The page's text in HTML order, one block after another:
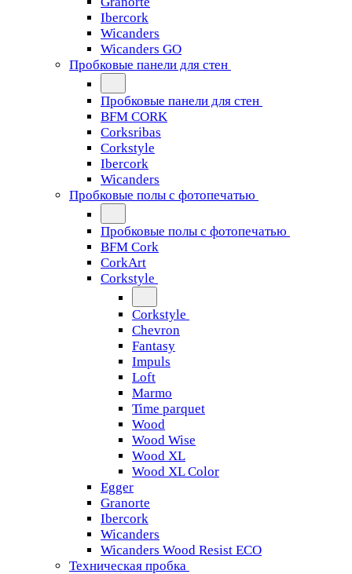
Ibercork
Wicanders
Wicanders GO
Пробковые панели для стен
Пробковые панели для стен
BFM CORK
Corksribas
Corkstyle
Ibercork
Wicanders
Пробковые полы с фотопечатью
Пробковые полы с фотопечатью
BFM Cork
CorkArt
Corkstyle
Corkstyle
Chevron
Fantasy
Impuls
Loft
Marmo
Time parquet
Wood
Wood Wise
Wood XL
Wood XL Color
Egger
Granorte
Ibercork
Wicanders
Wicanders Wood Resist ECO
Техническая пробка